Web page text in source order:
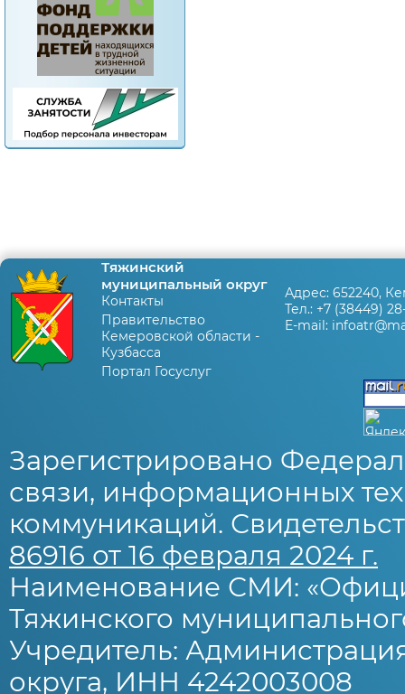
Тяжинский
муниципальный округ
Контакты
Правительство
Кемеровской области -
Кузбасса
Портал Госуслуг
Адрес: 652240,
Тел.: +7 (38449)
E-mail:
Зарегистрировано
связи, информационных
коммуникаций.
86916 от 16 февраля 2024 г.
Наименование СМИ:
Тяжинского
Учредитель:
округа, ИНН 4242003008